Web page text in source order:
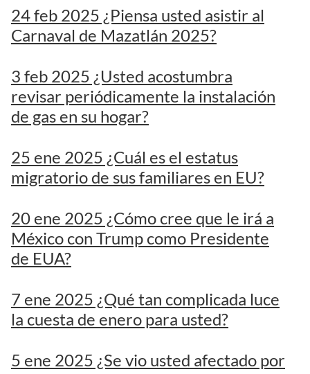
24 feb 2025 ¿Piensa usted asistir al
Carnaval de Mazatlán 2025?
3 feb 2025 ¿Usted acostumbra
revisar periódicamente la instalación
de gas en su hogar?
25 ene 2025 ¿Cuál es el estatus
migratorio de sus familiares en EU?
20 ene 2025 ¿Cómo cree que le irá a
México con Trump como Presidente
de EUA?
7 ene 2025 ¿Qué tan complicada luce
la cuesta de enero para usted?
5 ene 2025 ¿Se vio usted afectado por